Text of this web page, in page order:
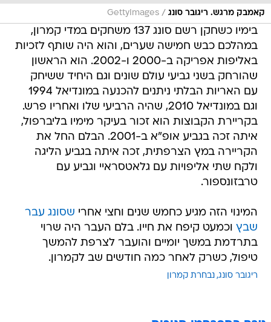
קאמבק מרגש. ריגובר סונג /
GettyImages
בימיו כשחקן רשם סונג 137 משחקים במדי קמרון,
במהלכם כבש חמישה שערים, והוא היה שותף לזכיות
באליפות אפריקה ב-2000 ו-2002. הוא הראשון
שהורחק בשני גביעי עולם שונים וגם היחיד ששיחק
עם האריות הבלתי ניתנים להכנעה במונדיאל 1994
וגם במונדיאל 2010, שהיה הרביעי שלו ואחריו פרש.
בקריירת הקבוצות הוא זכור בעיקר מימיו בליברפול,
איתה זכה בגביע אופ"א ב-2001. הבלם החל את
הקריירה במץ הצרפתית, זכה איתה בגביע הליגה
ולקח שתי אליפויות עם גלאטסראיי וגביע עם
טרבזונספור.
המינוי הזה מגיע כחמש שנים וחצי אחרי שסונג עבר
שבץ וכמעט קיפח את חייו. בלם העבר היה שרוי
בתרדמת במשך יומיים והועבר לצרפת להמשך
טיפול, כשרק לאחר כמה חודשים שב לקמרון.
ריגובר סונג נבחרת קמרון